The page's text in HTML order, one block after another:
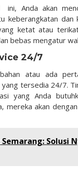
ini, Anda akan
keberangkatan dan
ketat atau
bebas mengatur
24/7
atau ada
tersedia 24/7.
yang Anda
mereka akan
Semarang: